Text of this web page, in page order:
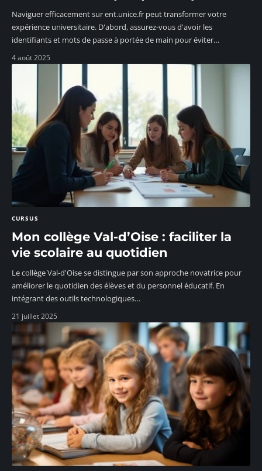
Naviguer efficacement sur ent.unice.fr peut transformer votre
expérience universitaire. D'abord, assurez-vous d'avoir les
identifiants et mots de passe à portée de main pour éviter…
4 août 2025
CURSUS
Mon collège Val-d’Oise : faciliter la
vie scolaire au quotidien
Le collège Val-d'Oise se distingue par son approche novatrice pour
améliorer le quotidien des élèves et du personnel éducatif. En
intégrant des outils technologiques…
21 juillet 2025